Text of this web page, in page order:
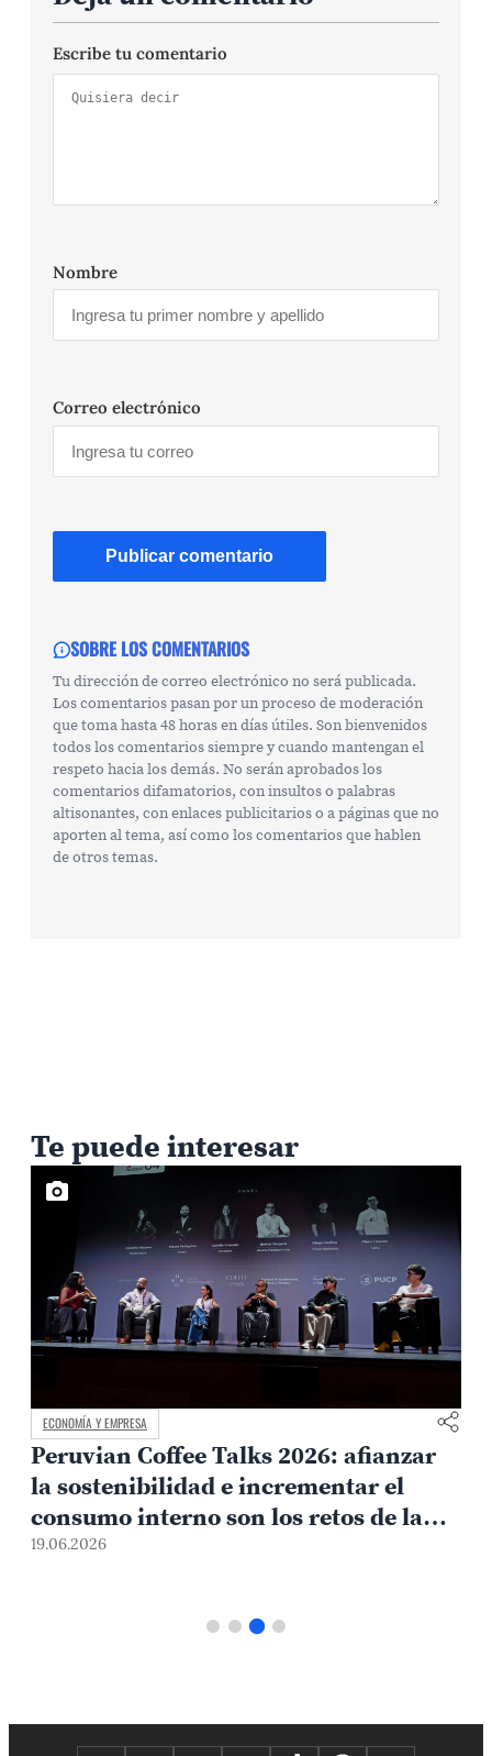
Escribe tu comentario
Nombre
Correo electrónico
SOBRE LOS COMENTARIOS
Tu dirección de correo electrónico no será publicada.
Los comentarios pasan por un proceso de moderación
que toma hasta 48 horas en días útiles. Son bienvenidos
todos los comentarios siempre y cuando mantengan el
respeto hacia los demás. No serán aprobados los
comentarios difamatorios, con insultos o palabras
altisonantes, con enlaces publicitarios o a páginas que no
aporten al tema, así como los comentarios que hablen
de otros temas.
Te puede interesar
ECONOMÍA Y EMPRESA
Peruvian Coffee Talks 2026: afianzar
la sostenibilidad e incrementar el
consumo interno son los retos de la
industria del café
19.06.2026